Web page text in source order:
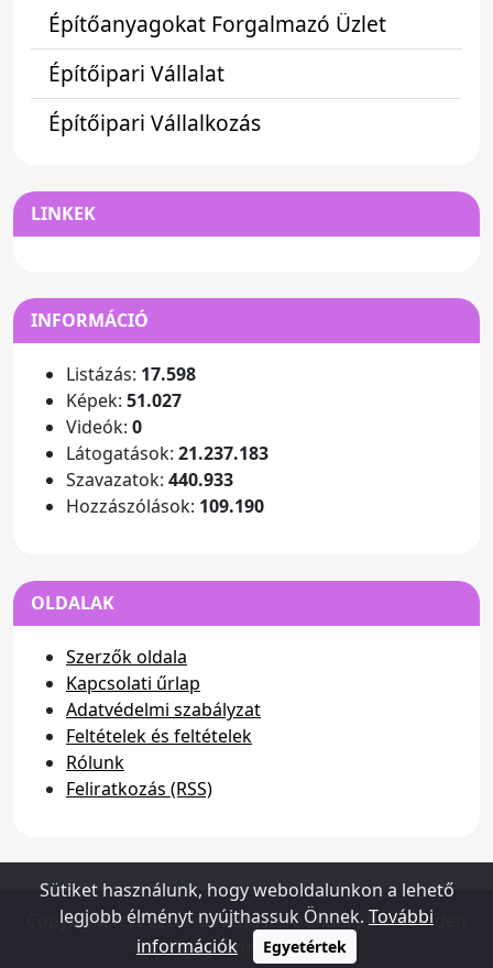
Építőanyagokat Forgalmazó Üzlet
Építőipari Vállalat
Építőipari Vállalkozás
LINKEK
INFORMÁCIÓ
Listázás: 17.598
Képek: 51.027
Videók: 0
Látogatások: 21.237.183
Szavazatok: 440.933
Hozzászólások: 109.190
OLDALAK
Szerzők oldala
Kapcsolati űrlap
Adatvédelmi szabályzat
Feltételek és feltételek
Rólunk
Feliratkozás (RSS)
Copyright (c) 2026 - www.dusterhungary.hu - Minden
jog fenntartva
Sütiket használunk, hogy weboldalunkon a lehető
legjobb élményt nyújthassuk Önnek. További
információk
Egyetértek